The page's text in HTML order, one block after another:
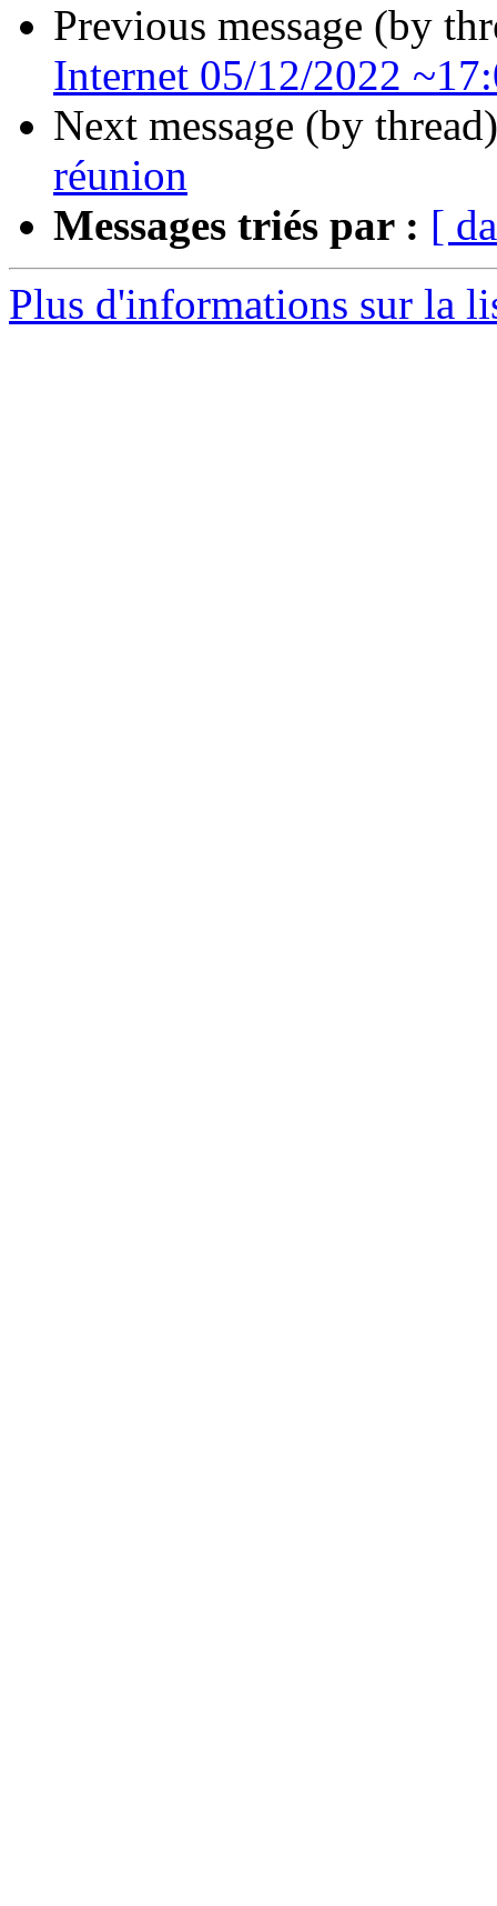
Previous message (by
Internet 05/12/2022
Next message (by
réunion
Messages triés par : [
Plus d'informations sur la